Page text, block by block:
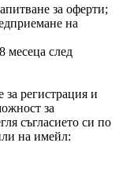
за оферти;
на
месеца след
регистрация и
за
съгласието си по
на имейл: